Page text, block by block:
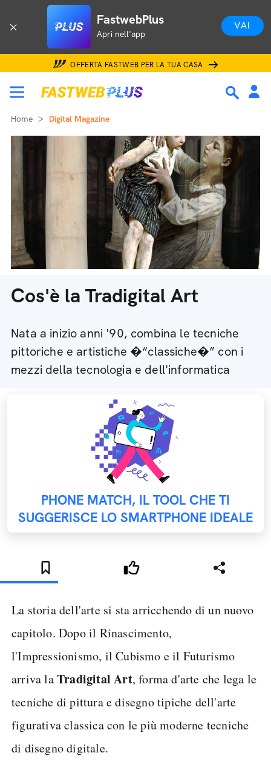
FastwebPlus
Apri nell'app
VAI
OFFERTA FASTWEB PER LA TUA CASA
Home Digital Magazine
Cos'è la Tradigital Art
Nata a inizio anni '90, combina le tecniche
pittoriche e artistiche �“classiche�” con i
mezzi della tecnologia e dell'informatica
PHONE MATCH, IL TOOL CHE TI
SUGGERISCE LO SMARTPHONE IDEALE
La storia dell'arte si sta arricchendo di un nuovo
capitolo. Dopo il Rinascimento,
l'Impressionismo, il Cubismo e il Futurismo
arriva laTradigital Art, forma d'arte che lega le
tecniche di pittura e disegno tipiche dell'arte
figurativa classica con le più moderne tecniche
di disegno digitale.